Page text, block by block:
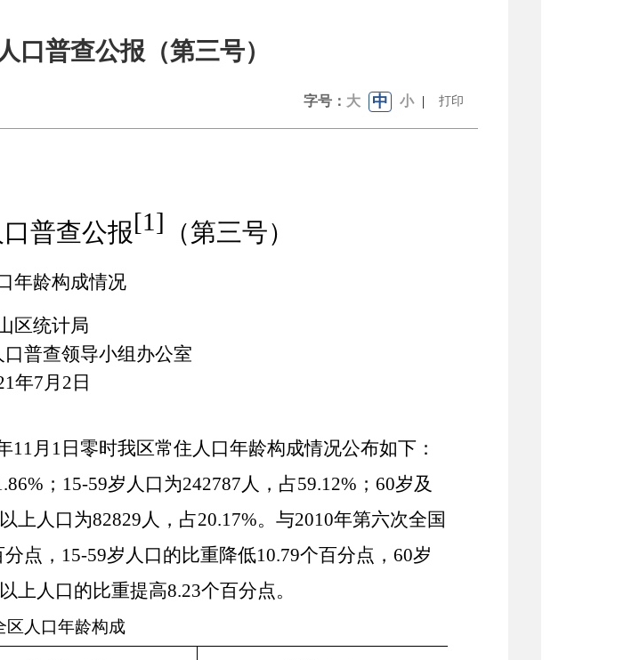
口普查公报（第三号）
字号： 大 中 小 | 打印
普查公报[1] （第三号）
年龄构成情况
区统计局
普查领导小组办公室
年7月 2 日
11月1日零时我区常住人口年龄构成情况公布如下：
%；15-59岁人口为242787人，占59.12%；60岁及
上人口为82829人，占20.17%。与2010年第六次全国
点， 15-59岁人口的比重降低10.79个百分点， 60岁
上人口的比重提高8.23个百分点。
区人口年龄构成